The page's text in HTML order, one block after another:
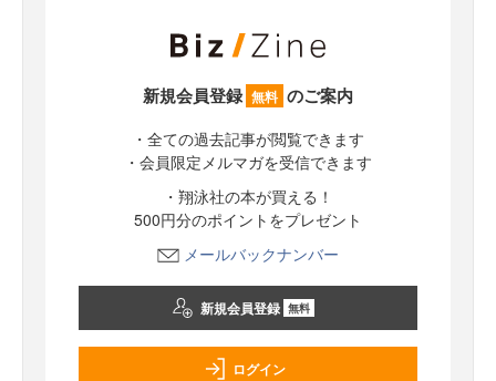
新規会員登録 無料 のご案内
・全ての過去記事が閲覧できます
・会員限定メルマガを受信できます
・翔泳社の本が買える！
500円分のポイントをプレゼント
メールバックナンバー
新規会員登録 無料
ログイン